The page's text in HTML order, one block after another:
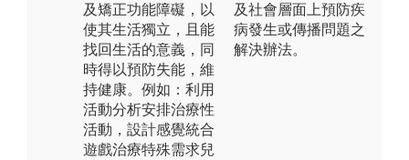
及矯正功能障礙，以
使其生活獨立，且能
找回生活的意義，同
時得以預防失能，維
持健康。例如：利用
活動分析安排治療性
活動，設計感覺統合
遊戲治療特殊需求兒
及社會層面上預防疾
病發生或傳播問題之
解決辦法。